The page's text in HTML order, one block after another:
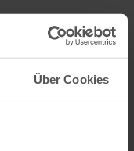
Über Cookies
INTERACTIEVE KAART
Mijn
Filter openen